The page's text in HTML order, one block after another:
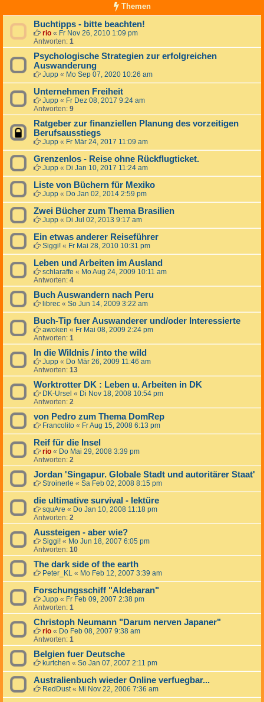
Themen
Buchtipps - bitte beachten!
rio « Fr Nov 26, 2010 1:09 pm
Antworten: 1
Psychologische Strategien zur erfolgreichen
Auswanderung
Jupp « Mo Sep 07, 2020 10:26 am
Unternehmen Freiheit
Jupp « Fr Dez 08, 2017 9:24 am
Antworten: 9
Ratgeber zur finanziellen Planung des vorzeitigen
Berufsausstiegs
Jupp « Fr Mär 24, 2017 11:09 am
Grenzenlos - Reise ohne Rückflugticket.
Jupp « Di Jan 10, 2017 11:24 am
Liste von Büchern für Mexiko
Jupp « Do Jan 02, 2014 2:59 pm
Zwei Bücher zum Thema Brasilien
Jupp « Di Jul 02, 2013 9:17 am
Ein etwas anderer Reiseführer
Siggi! « Fr Mai 28, 2010 10:31 pm
Leben und Arbeiten im Ausland
schlaraffe « Mo Aug 24, 2009 10:11 am
Antworten: 4
Buch Auswandern nach Peru
librec « So Jun 14, 2009 3:22 am
Buch-Tip fuer Auswanderer und/oder Interessierte
awoken « Fr Mai 08, 2009 2:24 pm
Antworten: 1
In die Wildnis / into the wild
Jupp « Do Mär 26, 2009 11:46 am
Antworten: 13
Worktrotter DK : Leben u. Arbeiten in DK
DK-Ursel « Di Nov 18, 2008 10:54 pm
Antworten: 2
von Pedro zum Thema DomRep
Francolito « Fr Aug 15, 2008 6:13 pm
Reif für die Insel
rio « Do Mai 29, 2008 3:39 pm
Antworten: 2
Jordan 'Singapur. Globale Stadt und autoritärer Staat'
Stroinerle « Sa Feb 02, 2008 8:15 pm
die ultimative survival - lektüre
squAre « Do Jan 10, 2008 11:18 pm
Antworten: 2
Aussteigen - aber wie?
Siggi! « Mo Jun 18, 2007 6:05 pm
Antworten: 10
The dark side of the earth
Peter_KL « Mo Feb 12, 2007 3:39 am
Forschungsschiff "Aldebaran"
Jupp « Fr Feb 09, 2007 2:38 pm
Antworten: 1
Christoph Neumann "Darum nerven Japaner"
rio « Do Feb 08, 2007 9:38 am
Antworten: 1
Belgien fuer Deutsche
kurtchen « So Jan 07, 2007 2:11 pm
Australienbuch wieder Online verfuegbar...
RedDust« Mi Nov 22, 2006 7:36 am